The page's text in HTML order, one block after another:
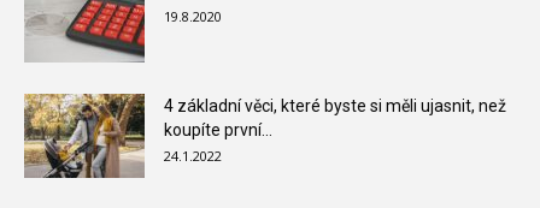
19.8.2020
4 základní věci, které byste si měli ujasnit, než
koupíte první...
24.1.2022